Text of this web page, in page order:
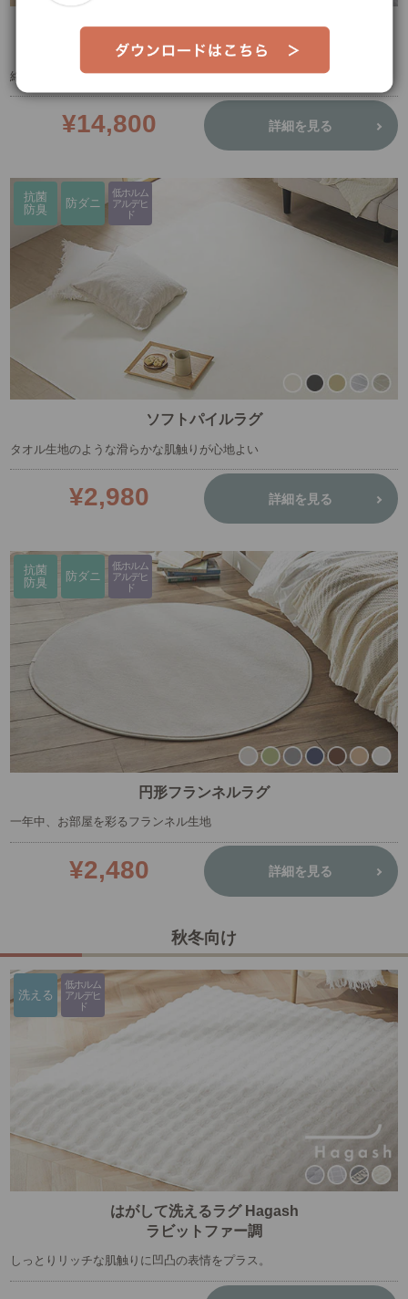
はがして洗えるラグ Hagash
杢キルト
絡みにくい素材で通年使える。タンブラー乾燥OK。
¥14,800 詳細を見る
抗菌
防臭
防ダニ
低ホルム
アルデヒ
ド
ソフトパイルラグ
タオル生地のような滑らかな肌触りが心地よい
¥2,980 詳細を見る
抗菌
防臭
防ダニ
低ホルム
アルデヒ
ド
円形フランネルラグ
一年中、お部屋を彩るフランネル生地
¥2,480 詳細を見る
秋冬向け
洗える
低ホルム
アルデヒ
ド
はがして洗えるラグ Hagash
ラビットファー調
しっとりリッチな肌触りに凹凸の表情をプラス。